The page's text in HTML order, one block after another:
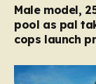
Male model,
pool as pal
cops launch